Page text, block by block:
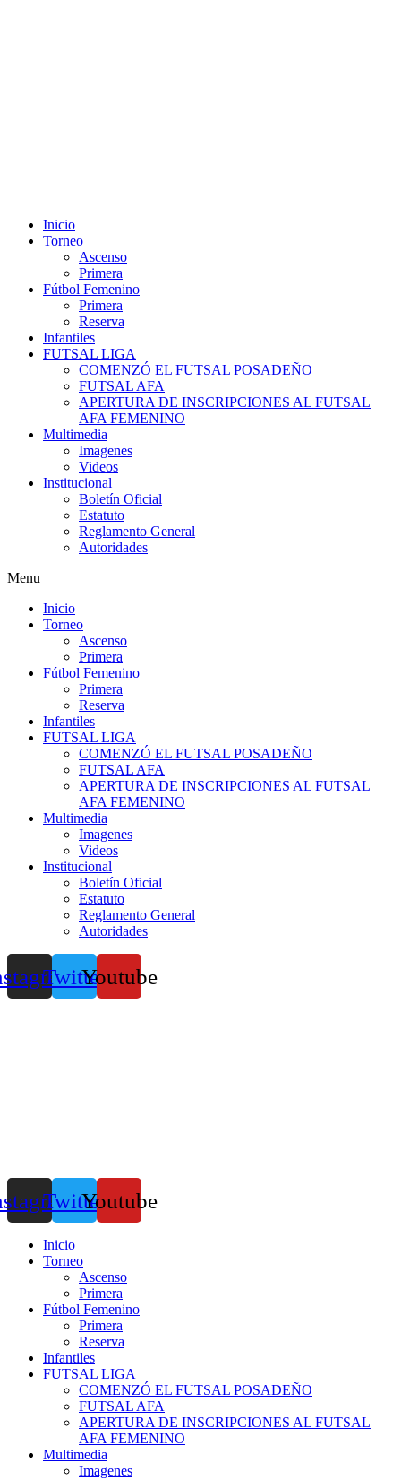
Inicio
Torneo
Ascenso
Primera
Fútbol Femenino
Primera
Reserva
Infantiles
FUTSAL LIGA
COMENZÓ EL FUTSAL POSADEÑO
FUTSAL AFA
APERTURA DE INSCRIPCIONES AL FUTSAL
AFA FEMENINO
Multimedia
Imagenes
Videos
Institucional
Boletín Oficial
Estatuto
Reglamento General
Autoridades
Menu
Inicio
Torneo
Ascenso
Primera
Fútbol Femenino
Primera
Reserva
Infantiles
FUTSAL LIGA
COMENZÓ EL FUTSAL POSADEÑO
FUTSAL AFA
APERTURA DE INSCRIPCIONES AL FUTSAL
AFA FEMENINO
Multimedia
Imagenes
Videos
Institucional
Boletín Oficial
Estatuto
Reglamento General
Autoridades
TwitterYoutube
TwitterYoutube
Inicio
Torneo
Ascenso
Primera
Fútbol Femenino
Primera
Reserva
Infantiles
FUTSAL LIGA
COMENZÓ EL FUTSAL POSADEÑO
FUTSAL AFA
APERTURA DE INSCRIPCIONES AL FUTSAL
AFA FEMENINO
Multimedia
Imagenes